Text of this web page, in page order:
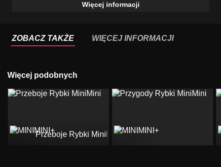
Więcej informacji
ZOBACZ TAKŻE WIĘCEJ INFORMACJI
Więcej podobnych
Przeboje Rybki MiniMini